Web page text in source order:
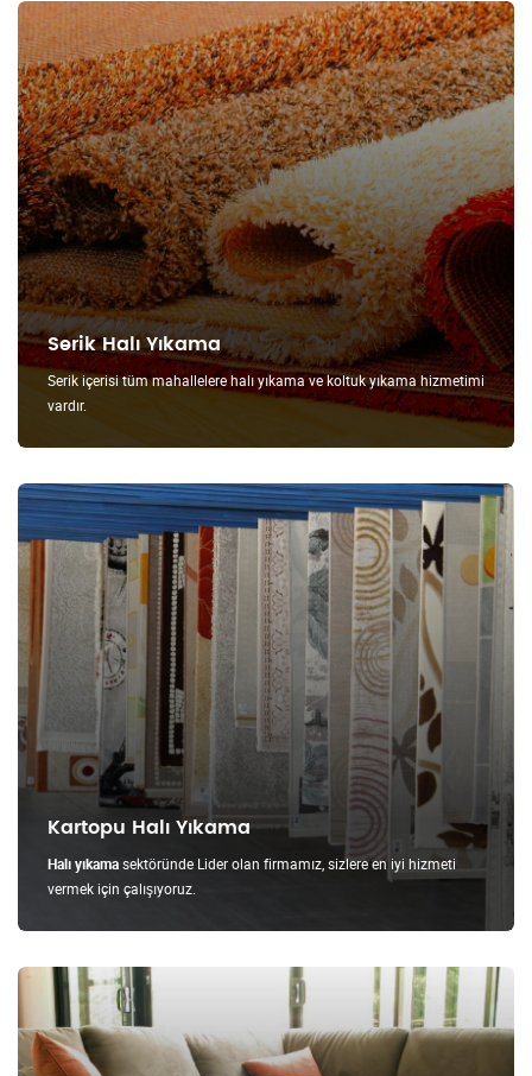
Serik Halı Yıkama
Serik içerisi tüm mahallelere halı yıkama ve koltuk yıkama hizmetimi
vardır.
Kartopu Halı Yıkama
Halı yıkamasektöründe Lider olan firmamız, sizlere en iyi hizmeti
vermek için çalışıyoruz.